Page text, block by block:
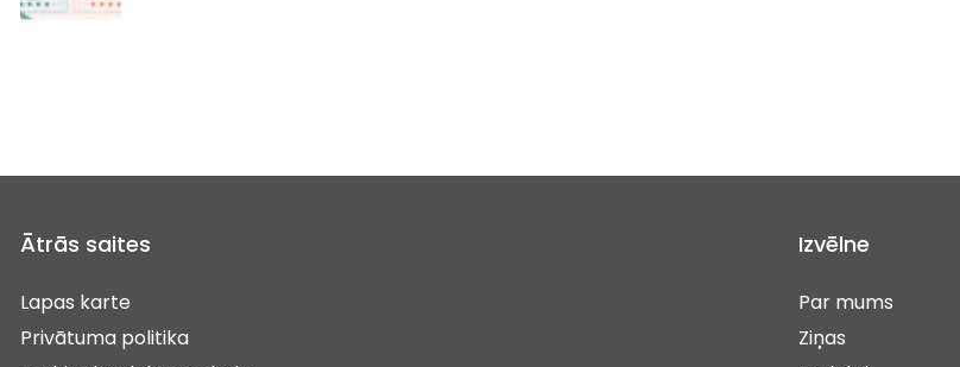
Ātrās saites
Lapas karte
Privātuma politika
Izvēlne
Par mums
Ziņas